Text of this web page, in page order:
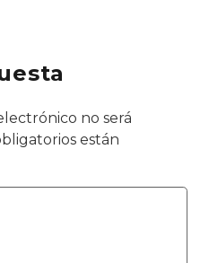
no será
están